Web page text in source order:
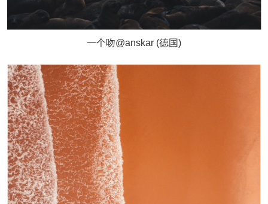
一个吻@anskar (德国)